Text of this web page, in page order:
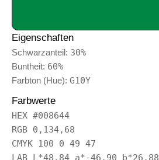
Eigenschaften
Schwarzanteil: 30%
Buntheit: 60%
Farbton (Hue): G10Y
Farbwerte
HEX #008644
RGB 0,134,68
CMYK 100 0 49 47
LAB L*48.84 a*-46.90 b*26.88